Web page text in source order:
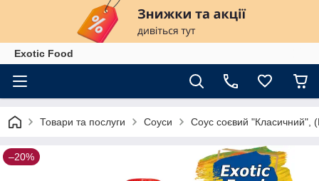
Exotiс Food
Товари та послуги Соуси Соус соєвий
–20%